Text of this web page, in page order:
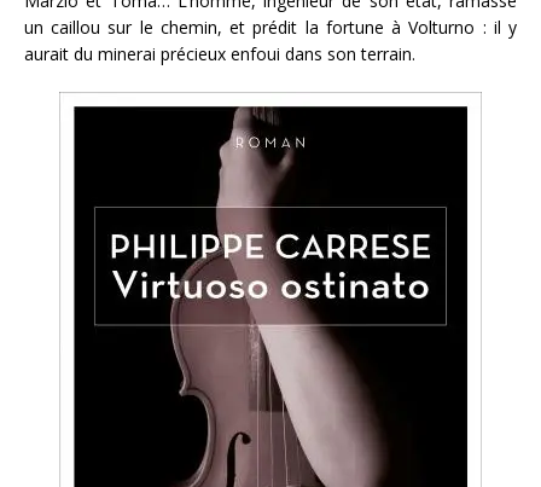
un caillou sur le chemin, et prédit la fortune à Volturno : il y
aurait du minerai précieux enfoui dans son terrain.